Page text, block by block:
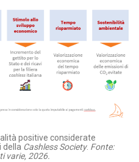
positive considerate
della Cashless Society. Fonte:
varie, 2026.